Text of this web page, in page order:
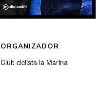
ORGANIZADOR
Club ciclista la Marina